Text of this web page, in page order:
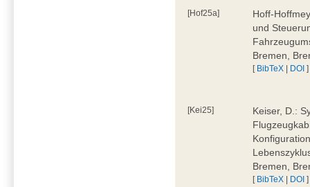
[Hof25a]
Hoff-
und
Bremen,
[ BibTeX | DOI ]
[Kei25]
Keiser, D.:
Bremen,
[ BibTeX | DOI ]